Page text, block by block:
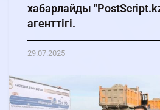
хабарлайды
агенттігі.
29.07.2025